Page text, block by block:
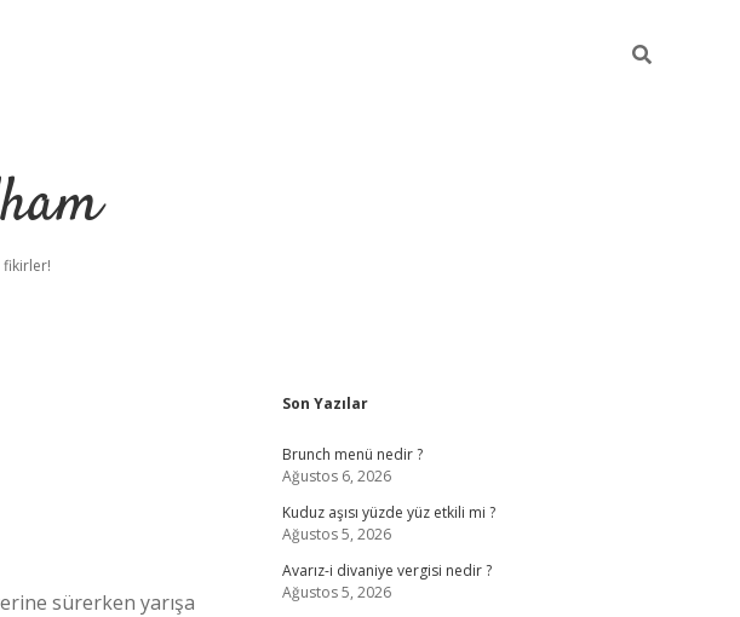
fikirler!
sürerken yarışa
Sidebar
Son Yazılar
Brunch menü nedir ?
Ağustos 6, 2026
Kuduz aşısı yüzde yüz etkili mi ?
Ağustos 5, 2026
Avarız-i divaniye vergisi nedir ?
Ağustos 5, 2026